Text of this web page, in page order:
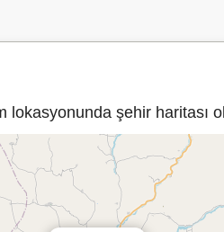
şehir haritası